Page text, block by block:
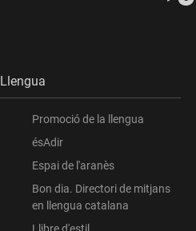
Llengua
Promoció de la llengua
ésAdir
Espai de l'aranès
Bon dia. Directori de mitjans
en llengua catalana